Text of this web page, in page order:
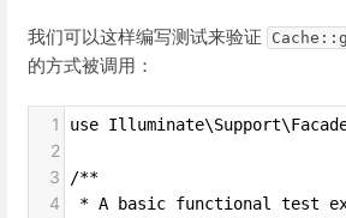
我们可以这样编写测试来验证
的方式被调用：
1 use
2
3
/**
4 * A basic functional test